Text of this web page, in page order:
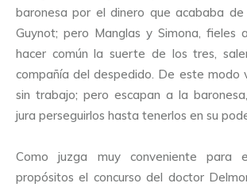
baronesa por el dinero que acababa
Guynot; pero Manglas y Simona, fieles
hacer común la suerte de los tres,
compañía del despedido. De este modo
sin trabajo; pero escapan a la
jura perseguirlos hasta tenerlos en su
Como juzga muy conveniente para
propósitos el concurso del doctor